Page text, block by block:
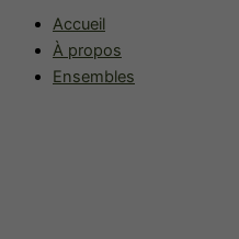
Accueil
À propos
Ensembles